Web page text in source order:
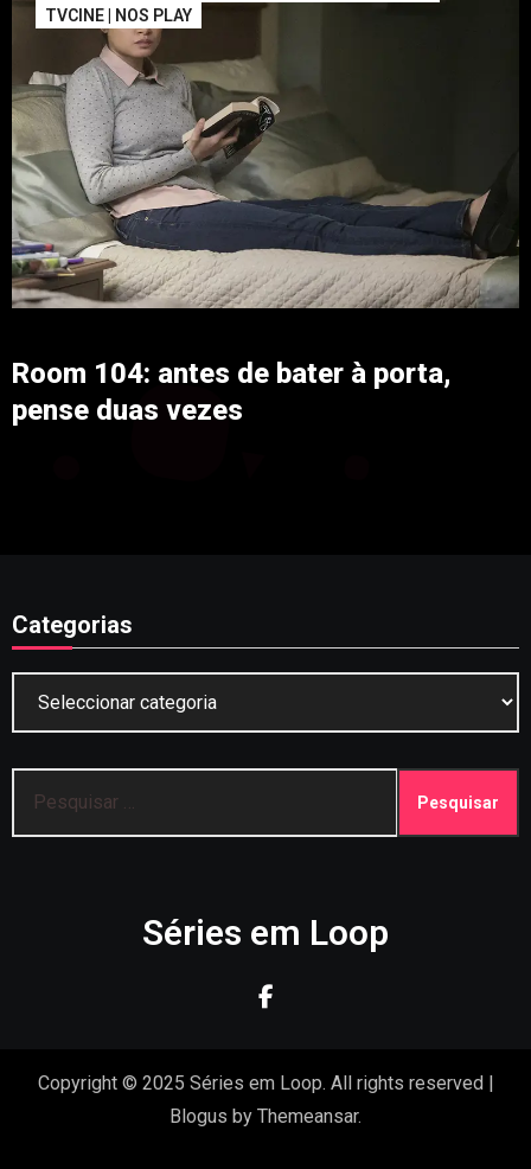
TVCINE | NOS PLAY
Room 104: antes de bater à porta,
pense duas vezes
Categorias
por:
Séries em Loop
Copyright © 2025 Séries em Loop. All rights reserved |
Blogus by Themeansar.